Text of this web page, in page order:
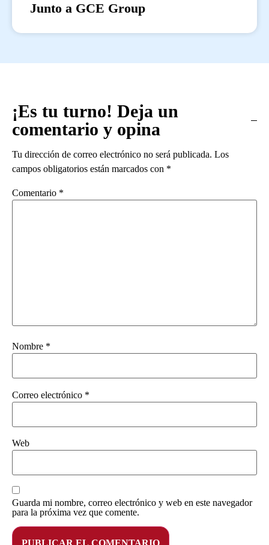
Junto a GCE Group
¡Es tu turno! Deja un
comentario y opina
Tu dirección de correo electrónico no será publicada. Los
campos obligatorios están marcados con *
Comentario *
Nombre *
Correo electrónico *
Web
Guarda mi nombre, correo electrónico y web en este navegador
para la próxima vez que comente.